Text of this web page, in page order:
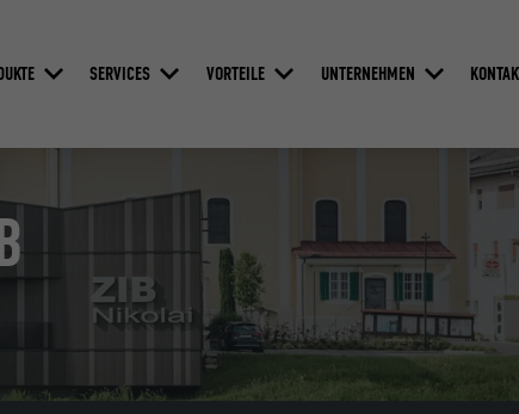
SERVICES VORTEILE UNTERNEHMEN